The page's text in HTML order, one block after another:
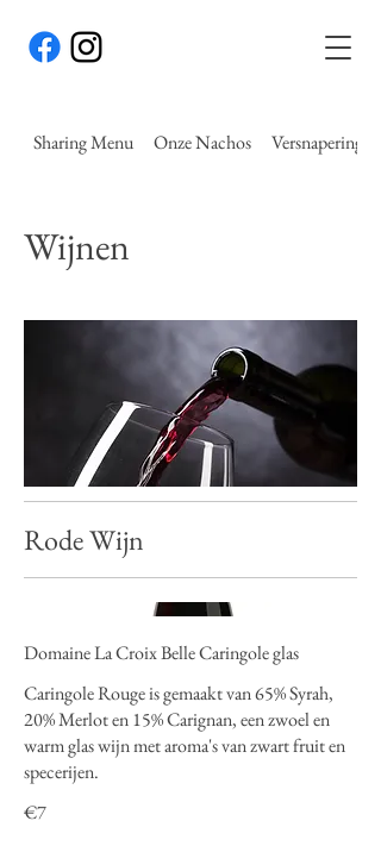
Sharing Menu Onze Nachos Versnaperingen
Wijnen
Rode Wijn
Domaine La Croix Belle Caringole glas
Caringole Rouge is gemaakt van 65% Syrah,
20% Merlot en 15% Carignan, een zwoel en
warm glas wijn met aroma's van zwart fruit en
€7